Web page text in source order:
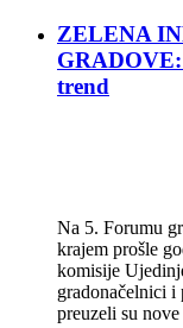
ZELENA
trend
Na 5. Forumu
krajem prošle
komisije
gradonačelnici i
preuzeli su